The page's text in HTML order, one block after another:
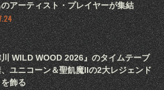
のアーティスト・プレイヤーが集結
WILD WOOD 2026』のタイムテーブ
ユニコーン＆聖飢魔IIの2大レジェンド
飾る